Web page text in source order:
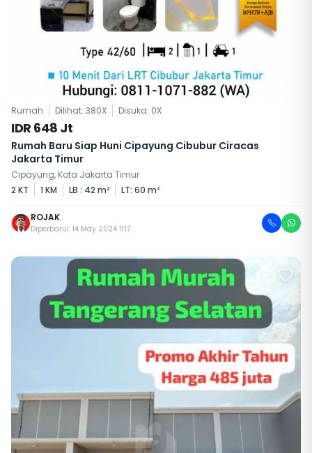
Rumah Dilihat: 380X Disuka: 0X
IDR 648 Jt
Rumah Baru Siap Huni Cipayung Cibubur Ciracas
Jakarta Timur
Cipayung, Kota Jakarta Timur
2 KT
1 KM LB : 42 m² LT: 60 m²
ROJAK
Diperbarui: 14 May 2024 11:17